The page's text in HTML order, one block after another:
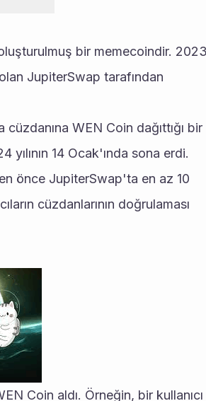
JupiterSwap tarafından
WEN Coin dağıttığı bir
yılının 14 Ocak'ında sona erdi.
önce JupiterSwap'ta en az 10
cüzdanlarının doğrulaması